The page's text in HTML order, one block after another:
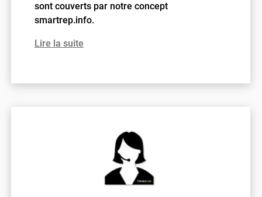
sont couverts par notre concept
smartrep.info.
Lire la suite